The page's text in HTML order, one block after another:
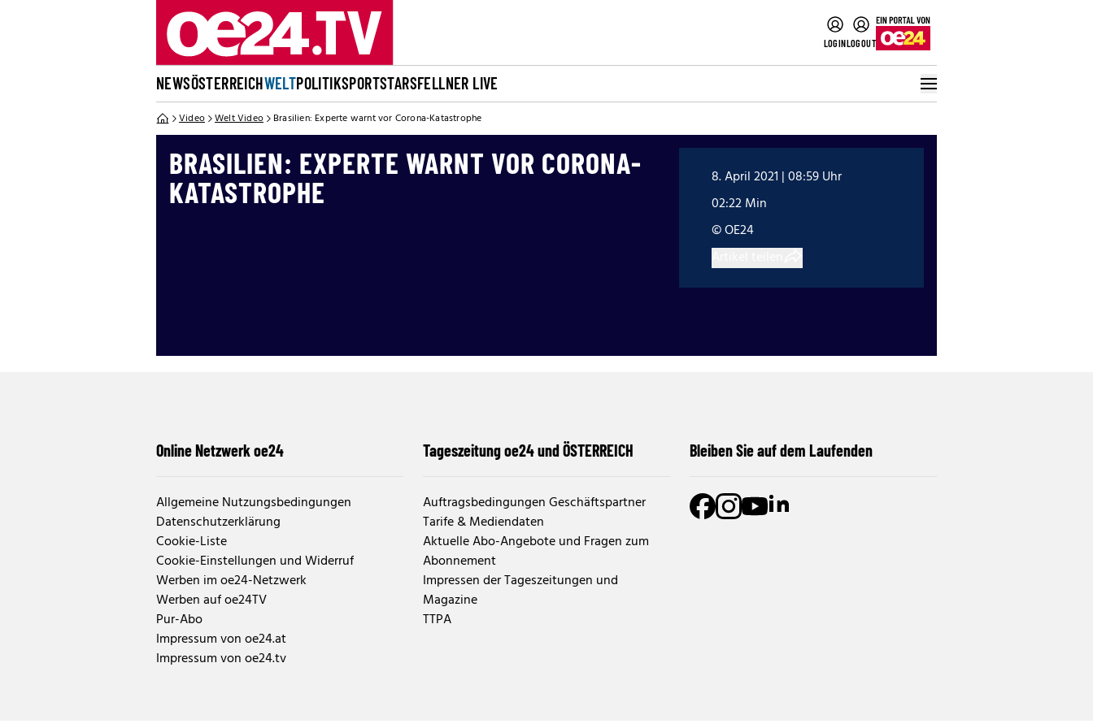
LOGINLOGOUT
NEWSÖSTERREICHWELTPOLITIKSPORTSTARSFELLNER LIVE
Video Welt Video Brasilien: Experte warnt vor Corona-Katastrophe
BRASILIEN: EXPERTE WARNT VOR CORONA-
KATASTROPHE
8. April 2021 | 08:59 Uhr
02:22 Min
© OE24
Online Netzwerk oe24
Allgemeine Nutzungsbedingungen
Datenschutzerklärung
Cookie-Liste
Cookie-Einstellungen und Widerruf
Werben im oe24-Netzwerk
Werben auf oe24TV
Pur-Abo
Impressum von oe24.at
Impressum von oe24.tv
Tageszeitung oe24 und ÖSTERREICH
Auftragsbedingungen Geschäftspartner
Tarife & Mediendaten
Aktuelle Abo-Angebote und Fragen zum
Abonnement
Impressen der Tageszeitungen und
Magazine
TTPA
Bleiben Sie auf dem Laufenden